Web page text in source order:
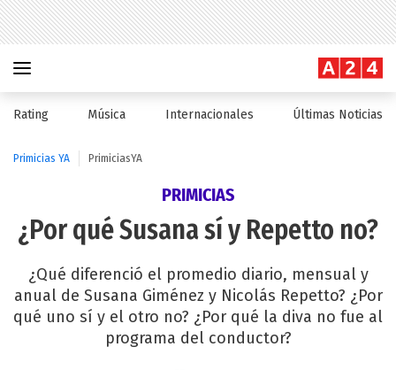
Rating Música Internacionales Últimas Noticias
Primicias YA PrimiciasYA
PRIMICIAS
¿Por qué Susana sí y Repetto no?
¿Qué diferenció el promedio diario, mensual y
anual de Susana Giménez y Nicolás Repetto? ¿Por
qué uno sí y el otro no? ¿Por qué la diva no fue al
programa del conductor?